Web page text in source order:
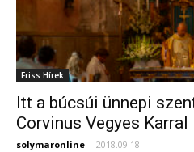
Friss Hírek
Itt a búcsúi ünnepi
Corvinus Vegyes Karral
solymaronline - 2018.09.18.